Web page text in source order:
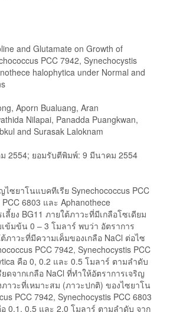
and Glutamate on Growth of
PCC 7942, Synechocystis
halophytica under Normal and
Aporn Bualuang, Aran
Nilapai, Panadda Puangkwan,
and Surasak Laloknam
2554; ยอมรับตีพิมพ์: 9 มีนาคม 2554
ไซยาโนแบคทีเรีย Synechococcus PCC
6803 และ Aphanothece
ลี้ยง BG11 ภายใต้ภาวะที่มีเกลือโซเดียม
ข้มข้น 0 – 3 โมลาร์ พบว่า อัตราการ
ภาวะที่มีความเค็มของเกลือ NaCl ต่อไซ
PCC 7942, Synechocystis PCC
คือ 0, 0.2 และ 0.5 โมลาร์ ตามลำดับ
ดจากเกลือ NaCl ที่ทำให้อัตราการเจริญ
าวะที่เหมาะสม (ภาวะปกติ) ของไซยาโน
PCC 7942, Synechocystis PCC 6803
0.1, 0.5 และ 2.0 โมลาร์ ตามลำดับ จาก